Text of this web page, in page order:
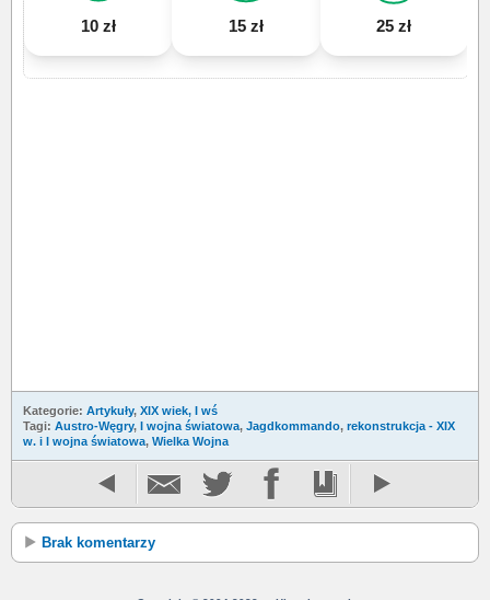
10 zł 15 zł 25 zł
Kategorie: Artykuły, XIX wiek, I wś
Tagi: Austro-Węgry, I wojna światowa, Jagdkommando, rekonstrukcja - XIX
w. i I wojna światowa, Wielka Wojna
Brak komentarzy